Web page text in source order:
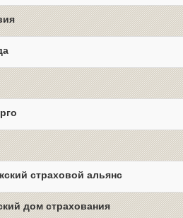
страховой альянс
дом страхования